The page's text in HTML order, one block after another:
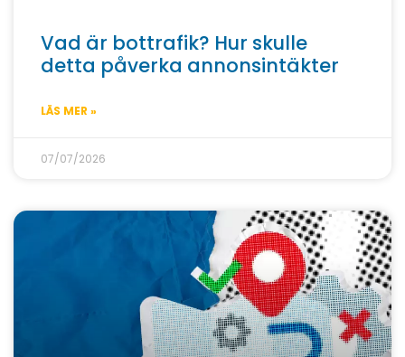
Vad är bottrafik? Hur skulle
detta påverka annonsintäkter
LÄS MER »
07/07/2026